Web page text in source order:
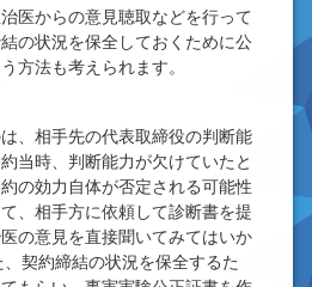
医からの意見聴取などを行って
の状況を保全しておくために公
方法も考えられます。
、相手先の代表取締役の判断能
当時、判断能力が欠けていたと
の効力自体が否定される可能性
、相手方に依頼して診断書を提
の意見を直接聞いてみてはいか
契約締結の状況を保全するた